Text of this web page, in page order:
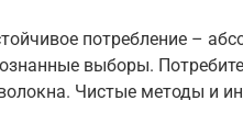
потребление –
выборы.
Чистые методы и